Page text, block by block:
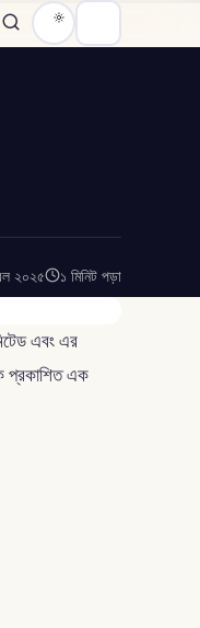
২০২৫ ১ মিনিট পড়া
এবং এর
প্রকাশিত এক